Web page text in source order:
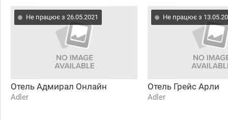
Не працює з 26.05.2021
Отель Адмирал Онлайн
Adler
Не працює з
Отель Грейс Арли
Adler